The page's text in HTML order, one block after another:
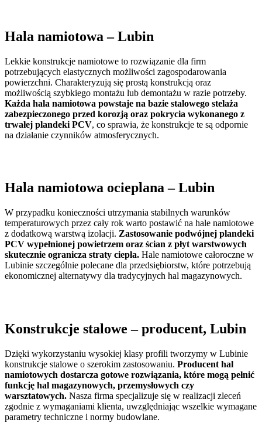
Hala namiotowa – Lubin
Lekkie konstrukcje namiotowe to rozwiązanie dla firm
potrzebujących elastycznych możliwości zagospodarowania
powierzchni. Charakteryzują się prostą konstrukcją oraz
możliwością szybkiego montażu lub demontażu w razie potrzeby.
Każda hala namiotowa powstaje na bazie stalowego stelaża
zabezpieczonego przed korozją oraz pokrycia wykonanego z
trwałej plandeki PCV, co sprawia, że konstrukcje te są odpornie
na działanie czynników atmosferycznych.
Hala namiotowa ocieplana– Lubin
W przypadku konieczności utrzymania stabilnych warunków
temperaturowych przez cały rok warto postawić na hale namiotowe
z dodatkową warstwą izolacji. Zastosowanie podwójnej plandeki
PCV wypełnionej powietrzem oraz ścian z płyt warstwowych
skutecznie ogranicza straty ciepła. Hale namiotowe całoroczne w
Lubinie szczególnie polecane dla przedsiębiorstw, które potrzebują
ekonomicznej alternatywy dla tradycyjnych hal magazynowych.
Konstrukcje stalowe – producent, Lubin
Dzięki wykorzystaniu wysokiej klasy profili tworzymy w Lubinie
konstrukcje stalowe o szerokim zastosowaniu. Producent hal
namiotowych dostarcza gotowe rozwiązania, które mogą pełnić
funkcję hal magazynowych, przemysłowych czy
warsztatowych. Nasza firma specjalizuje się w realizacji zleceń
zgodnie z wymaganiami klienta, uwzględniając wszelkie wymagane
parametry techniczne i normy budowlane.